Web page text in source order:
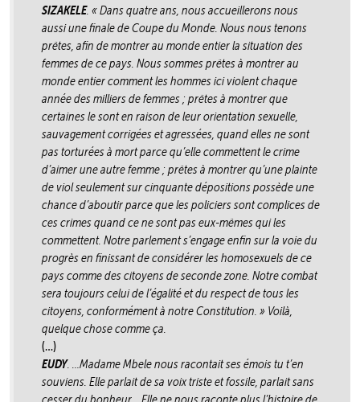
SIZAKELE. « Dans quatre ans, nous accueillerons nous
aussi une finale de Coupe du Monde. Nous nous tenons
prêtes, afin de montrer au monde entier la situation des
femmes de ce pays. Nous sommes prêtes à montrer au
monde entier comment les hommes ici violent chaque
année des milliers de femmes ; prêtes à montrer que
certaines le sont en raison de leur orientation sexuelle,
sauvagement corrigées et agressées, quand elles ne sont
pas torturées à mort parce qu’elle commettent le crime
d’aimer une autre femme ; prêtes à montrer qu’une plainte
de viol seulement sur cinquante dépositions possède une
chance d’aboutir parce que les policiers sont complices de
ces crimes quand ce ne sont pas eux-mêmes qui les
commettent. Notre parlement s’engage enfin sur la voie du
progrès en finissant de considérer les homosexuels de ce
pays comme des citoyens de seconde zone. Notre combat
sera toujours celui de l’égalité et du respect de tous les
citoyens, conformément à notre Constitution. » Voilà,
quelque chose comme ça.
(…)
EUDY. … Madame Mbele nous racontait ses émois tu t’en
souviens. Elle parlait de sa voix triste et fossile, parlait sans
cesser du bonheur. Elle ne nous raconte plus l’histoire de